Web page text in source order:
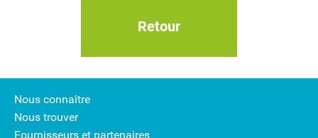
Retour
Nous connaître
Nous trouver
Fournisseurs et partenaires